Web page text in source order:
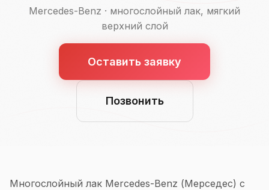
Mercedes-Benz · многослойный лак, мягкий
верхний слой
Оставить заявку
Позвонить
Многослойный лак Mercedes-Benz (Мерседес) с